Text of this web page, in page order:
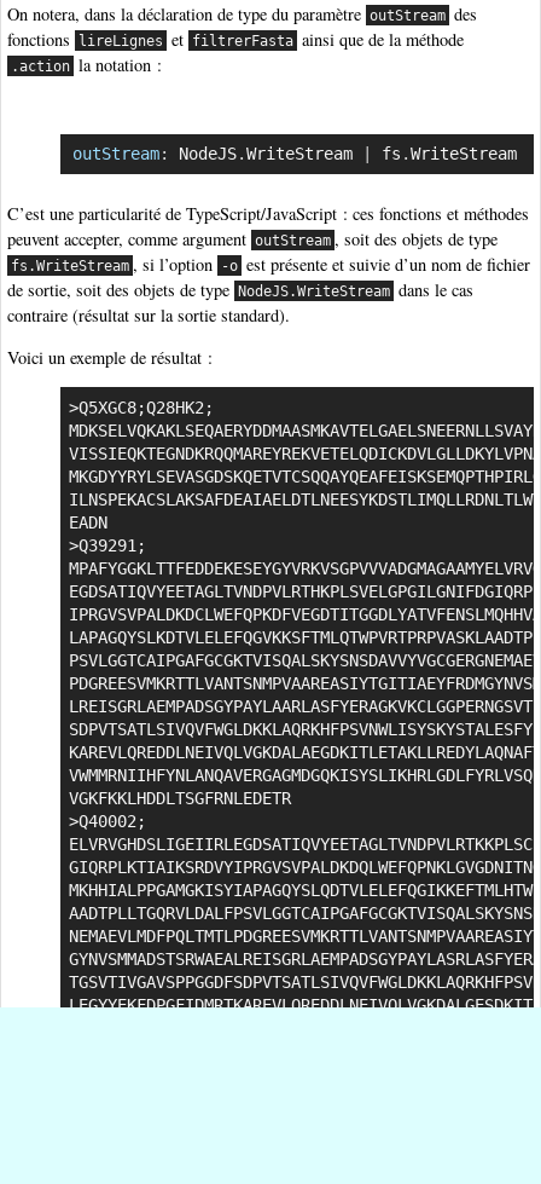
On notera, dans la déclaration de type du paramètre outStream des
fonctions
lireLignes et filtrerFasta ainsi que de la méthode
.action la notation :
outStream: NodeJS.WriteStream fs .WriteStream
Copier
C’est une particularité de TypeScript/JavaScript : ces fonctions et méthodes
peuvent accepter, comme argument outStream , soit des objets de type
fs.WriteStream , si l’option -o est présente et suivie d’un nom de fichier
de sortie, soit des objets de type NodeJS.WriteStream dans le cas
contraire (résultat sur la sortie standard).
Voici un exemple de résultat :
>Q5XGC8;Q28HK2;
EADN
>Q39291;
VGKFKKLHDDLTSGFRNLEDETR
>Q40002;